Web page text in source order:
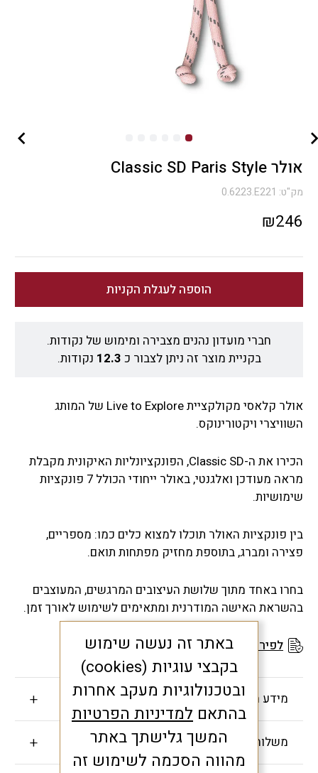
אולר Classic SD Paris Style
מק"ט: 0.6223.E221
₪246
הוספה לעגלת הקניות
חברי מועדון נהנים מצבירה ומימוש של נקודות.
בקניית מוצר זה ניתן לצבור כ 12.3 נקודות.
אולר קלאסי מקולקציית Live to Explore של המותג
השוויצרי ויקטורינוקס.
הכירו את ה-Classic SD, הפונקציונליות האיקונית מקבלת
מראה מעודכן ואלגנטי, באולר ייחודי הכולל 7 פונקציות
שימושיות.
בין פונקציות האולר תוכלו למצוא כלים כמו: מספריים,
פצירה ומברג, בתוספת מחזיק מפתחות תואם.
בחרו באחד מתוך שלושת העיצובים המרגשים, המעוצבים
בהשראת האישה המודרנית ומתאימים לשימוש לאורך זמן.
לפירוט תנאי האחריות
מידע חשוב
משלוחים והחזרות
באתר זה נעשה שימוש
בקבצי עוגיות (cookies)
ובטכנולוגיות מעקב אחרות
בהתאם למדיניות הפרטיות
המשך גלישתך באתר
מהווה הסכמה לשימוש זה